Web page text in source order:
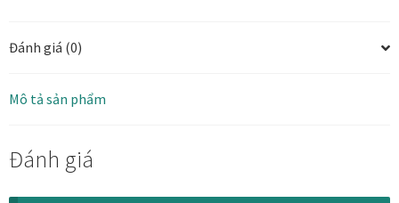
Hoa Xuân – Tranh sơn mài hoa
Kim Mã – Tranh sơn mài dát vàng
Đánh giá (0)
Mô tả sản phẩm
Đánh giá